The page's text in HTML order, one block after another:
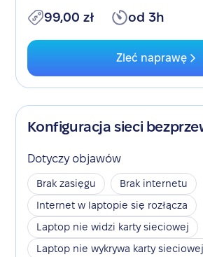
99,00 zł od 3h
Zleć naprawę
Konfiguracja sieci
Dotyczy objawów
Brak zasięgu
Brak internetu
Internet w laptopie się rozłącza
Laptop nie widzi karty sieciowej
Laptop nie wykrywa karty sieciowej